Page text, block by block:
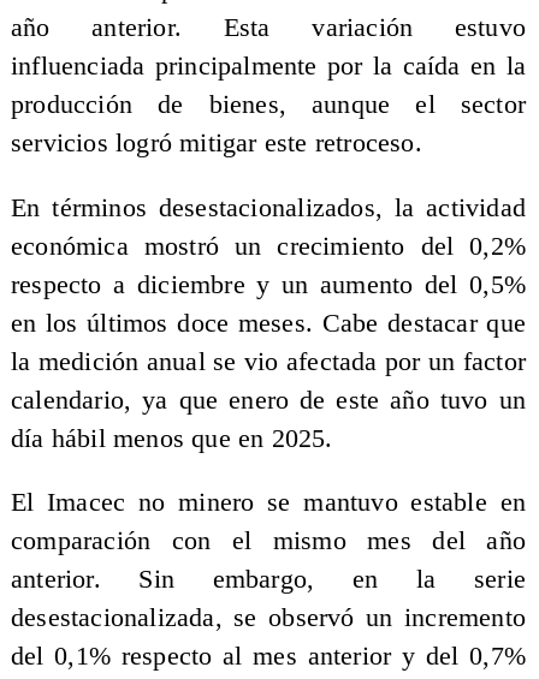
año anterior. Esta variación estuvo
influenciada principalmente por la caída en la
producción de bienes, aunque el sector
servicios logró mitigar este retroceso.
En términos desestacionalizados, la actividad
económica mostró un crecimiento del 0,2%
respecto a diciembre y un aumento del 0,5%
en los últimos doce meses. Cabe destacar que
la medición anual se vio afectada por un factor
calendario, ya que enero de este año tuvo un
día hábil menos que en 2025.
El Imacec no minero se mantuvo estable en
comparación con el mismo mes del año
anterior. Sin embargo, en la serie
desestacionalizada, se observó un incremento
del 0,1% respecto al mes anterior y del 0,7%